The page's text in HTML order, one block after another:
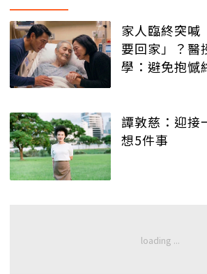
家人臨終突喊
要回家」？醫
學：避免抱憾
譚敦慈：迎接
想5件事